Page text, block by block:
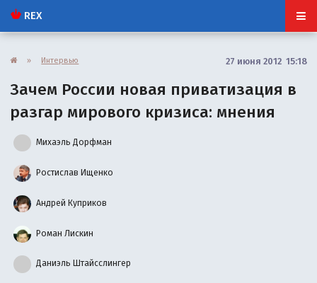
REX
» Интервью 27 июня 2012 15:18
Зачем России новая приватизация в
разгар мирового кризиса: мнения
Михаэль Дорфман
Ростислав Ищенко
Андрей Куприков
Роман Лискин
Даниэль Штайсслингер